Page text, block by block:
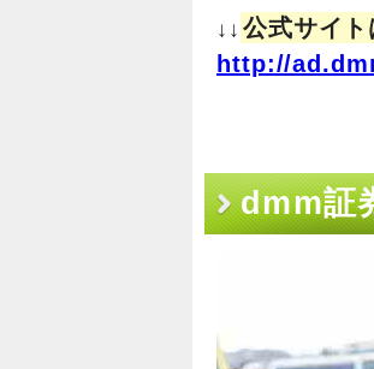
↓↓ 公式サイト
http://
dmm証